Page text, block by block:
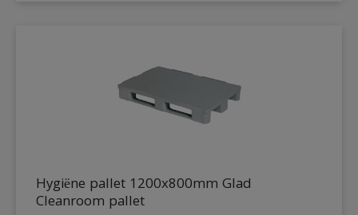
Hygiëne pallet 1200x800mm Glad
Cleanroom pallet